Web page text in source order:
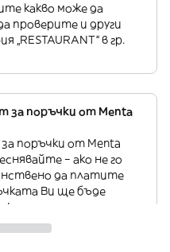
какво може да
проверите и други
в гр.
за поръчки от Menta
поръчки от Menta
– ако не го
да платите
Ви ще бъде